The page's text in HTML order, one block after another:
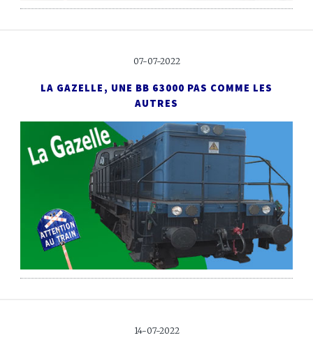
07-07-2022
LA GAZELLE, UNE BB 63000 PAS COMME LES
AUTRES
14-07-2022